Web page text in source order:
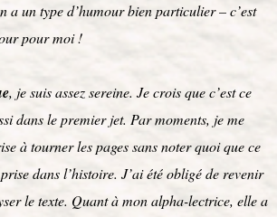
a un type d’humour bien particulier – c’est
pour moi !
, je suis assez sereine. Je crois que c’est ce
dans le premier jet. Par moments, je me
à tourner les pages sans noter quoi que ce
dans l’histoire. J’ai été obligé de revenir
le texte. Quant à mon alpha-lectrice, elle a